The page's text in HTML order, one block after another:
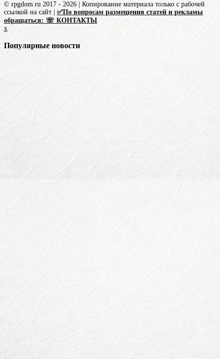
© rpgdom.ru 2017 - 2026 | Копирование материала только с рабочей
ссылкой на сайт | ✅По вопросам размещения статей и рекламы
обращаться: ☏ КОНТАКТЫ
x
Популярные новости